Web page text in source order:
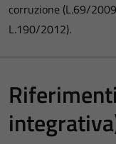
corruzione (L.69/
L.190/2012).